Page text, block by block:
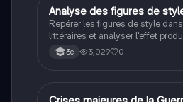
étudiants en philosophie
compréhension des enjeux
AFrançais
Analyse des figures de
Repérer les figures de style
littéraires et analyser l'effet
3e 3,029 0
Histoire